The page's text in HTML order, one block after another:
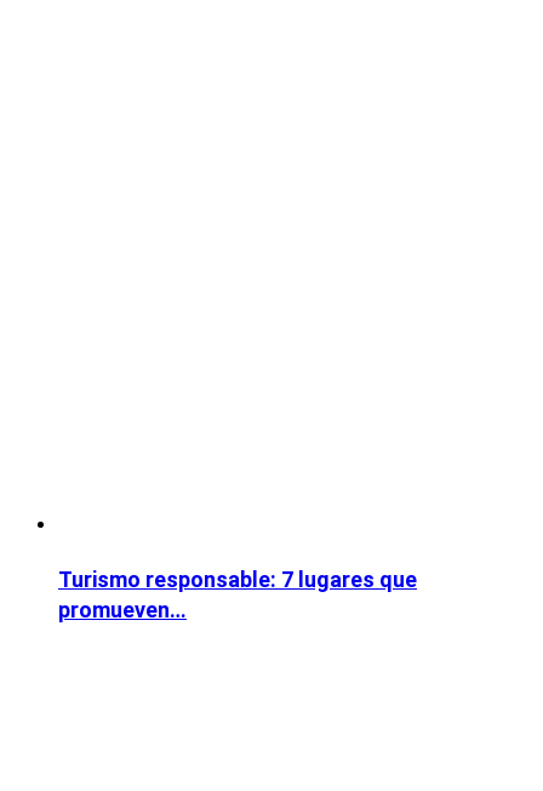
Turismo responsable: 7 lugares que
promueven…